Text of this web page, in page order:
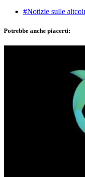
#Notizie sulle
Potrebbe anche piacerti: